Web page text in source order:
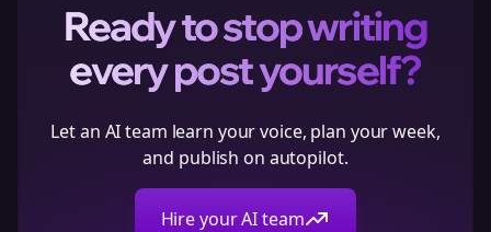
Ready to stop writing
every post yourself?
Let an AI team learn your voice, plan your week,
and publish on autopilot.
Hire your AI team